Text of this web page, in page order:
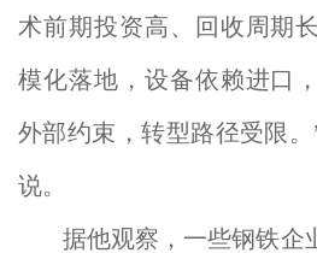
术前期投资高、回收周期
模化落地，设备依赖进口
外部约束，转型路径受限
说。
据他观察，一些钢铁企